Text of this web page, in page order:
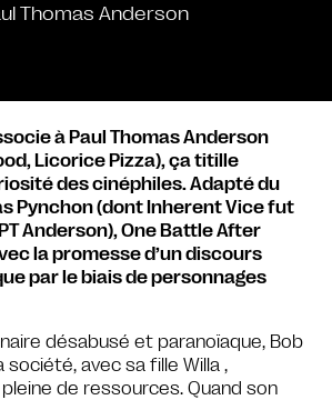
Thomas Anderson
à Paul Thomas Anderson
Licorice Pizza), ça titille
des cinéphiles. Adapté du
Pynchon (dont Inherent Vice fut
Anderson), One Battle After
la promesse d’un discours
par le biais de personnages
désabusé et paranoïaque, Bob
société, avec sa fille Willa ,
de ressources. Quand son